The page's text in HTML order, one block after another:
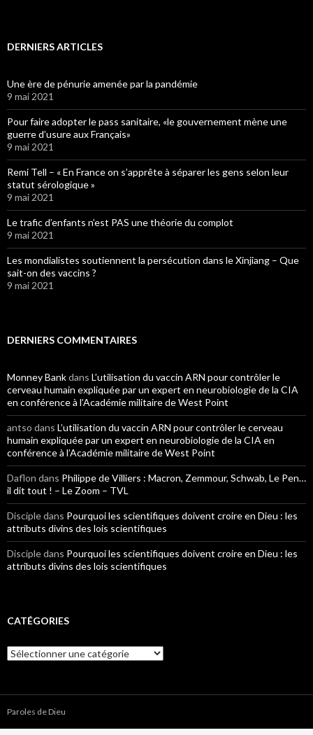
DERNIERS ARTICLES
Une ère de pénurie amenée par la pandémie
9 mai 2021
Pour faire adopter le pass sanitaire, «le gouvernement mène une
guerre d’usure aux Français»
9 mai 2021
Remi Tell – « En France on s’apprête à séparer les gens selon leur
statut sérologique »
9 mai 2021
Le trafic d’enfants n’est PAS une théorie du complot
9 mai 2021
Les mondialistes soutiennent la persécution dans le Xinjiang – Que
sait-on des vaccins ?
9 mai 2021
DERNIERS COMMENTAIRES
Monney Bankdans L’utilisation du vaccin ARN pour contrôler le
cerveau humain expliquée par un expert en neurobiologie de la CIA
en conférence à l’Académie militaire de West Point
antso dans L’utilisation du vaccin ARN pour contrôler le cerveau
humain expliquée par un expert en neurobiologie de la CIA en
conférence à l’Académie militaire de West Point
Daflon dans Philippe de Villiers : Macron, Zemmour, Schwab, Le Pen…
il dit tout ! – Le Zoom – TVL
Discipledans Pourquoi les scientifiques doivent croire en Dieu : les
attributs divins des lois scientifiques
Discipledans Pourquoi les scientifiques doivent croire en Dieu : les
attributs divins des lois scientifiques
CATÉGORIES
Catégories
Paroles de Dieu